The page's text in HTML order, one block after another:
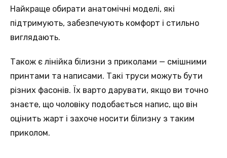
Найкраще обирати анатомічні моделі, які
підтримують, забезпечують комфорт і стильно
виглядають.
Також є лінійка білизни з приколами — смішними
принтами та написами. Такі труси можуть бути
різних фасонів. Їх варто дарувати, якщо ви точно
знаєте, що чоловіку подобається напис, що він
оцінить жарт і захоче носити білизну з таким
приколом.